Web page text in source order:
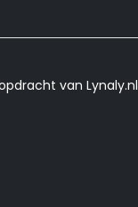
van Lynaly.nl